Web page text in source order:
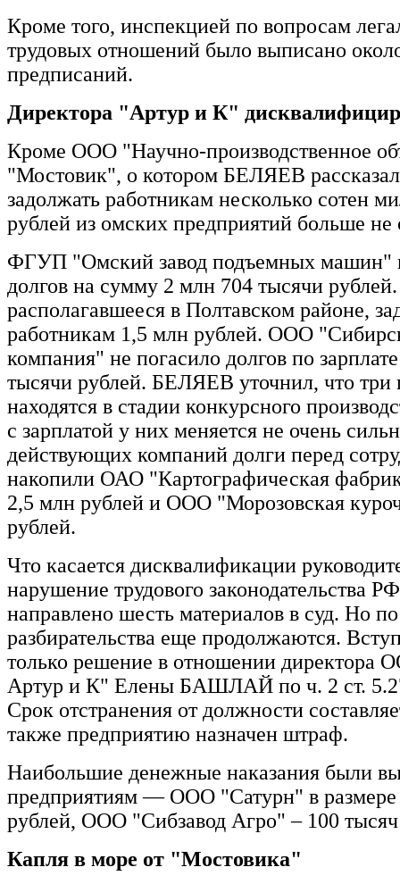
Кроме того, инспекцией по вопросам
трудовых отношений было выписано
предписаний.
Директора "Артур и К"
Кроме ООО "Научно-производственное
"Мостовик", о котором БЕЛЯЕВ
задолжать работникам несколько сотен
рублей из омских предприятий больше
ФГУП "Омский завод подъемных машин"
долгов на сумму 2 млн 704 тысячи
располагавшееся в Полтавском районе,
работникам 1,5 млн рублей. ООО
компания" не погасило долгов по
тысячи рублей. БЕЛЯЕВ уточнил, что три
находятся в стадии конкурсного
с зарплатой у них меняется не очень
действующих компаний долги перед
накопили ОАО "Картографическая
2,5 млн рублей и ООО "Морозовская
рублей.
Что касается дисквалификации
нарушение трудового законодательства
направлено шесть материалов в суд. Но
разбирательства еще продолжаются.
только решение в отношении
Артур и К" Елены БАШЛАЙ по ч. 2 ст.
Срок отстранения от должности
также предприятию назначен штраф.
Наибольшие денежные наказания были
предприятиям — ООО "Сатурн" в размере
рублей, ООО "Сибзавод Агро" – 100
Капля в море от "Мостовика"